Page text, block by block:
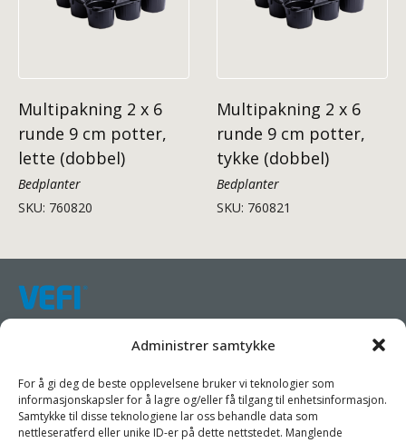
Administrer samtykke
For å gi deg de beste opplevelsene bruker vi teknologier som
informasjonskapsler for å lagre og/eller få tilgang til enhetsinformasjon.
Samtykke til disse teknologiene lar oss behandle data som
nettleseratferd eller unike ID-er på dette nettstedet. Manglende
Multipakning 2 x 6
runde 9 cm potter,
lette (dobbel)
Bedplanter
SKU: 760820
Multipakning 2 x 6
runde 9 cm potter,
tykke (dobbel)
Bedplanter
SKU: 760821
Samarbeider mot en bærekraftig emballasjeindustri.
Vi har som mål å forenkle kundenes forretningsdrift, fremme
bærekraft og øke lønnsomheten ved å tilby dem passende
produkter og tjenester.